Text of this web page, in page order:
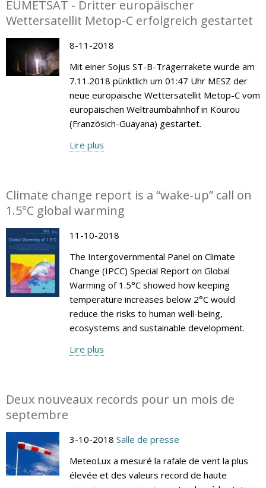
EUMETSAT - Dritter europäischer
Wettersatellit Metop-C erfolgreich gestartet
8-11-2018
Mit einer Sojus ST-B-Trägerrakete wurde am
7.11.2018 pünktlich um 01:47 Uhr MESZ der
neue europäische Wettersatellit Metop-C vom
europäischen Weltraumbahnhof in Kourou
(Französich-Guayana) gestartet.
Lire plus
Climate change report is a “wake-up” call on
1.5°C global warming
11-10-2018
The Intergovernmental Panel on Climate
Change (IPCC) Special Report on Global
Warming of 1.5°C showed how keeping
temperature increases below 2°C would
reduce the risks to human well-being,
ecosystems and sustainable development.
Lire plus
Deux nouveaux records pour un mois de
septembre
3-10-2018 Salle de presse
MeteoLux a mesuré la rafale de vent la plus
élevée et des valeurs record de haute